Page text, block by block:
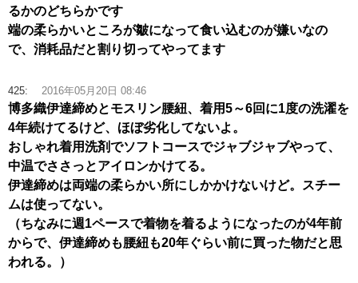
るかのどちらかです
端の柔らかいところが皺になって食い込むのが嫌いなの
で、消耗品だと割り切ってやってます
425: 2016年05月20日 08:46
博多織伊達締めとモスリン腰紐、着用5～6回に1度の洗濯を
4年続けてるけど、ほぼ劣化してないよ。
おしゃれ着用洗剤でソフトコースでジャブジャブやって、
中温でささっとアイロンかけてる。
伊達締めは両端の柔らかい所にしかかけないけど。スチー
ムは使ってない。
（ちなみに週1ペースで着物を着るようになったのが4年前
からで、伊達締めも腰紐も20年ぐらい前に買った物だと思
われる。）